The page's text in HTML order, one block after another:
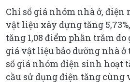
Chỉ số giá nhóm nhà ở, điện
vật liệu xây dựng tăng
tăng 1,08 điểm phần trăm
giá vật liệu bảo dưỡng nhà ở
số giá nhóm điện sinh hoạt
cầu sử dụng điện tăng cùng